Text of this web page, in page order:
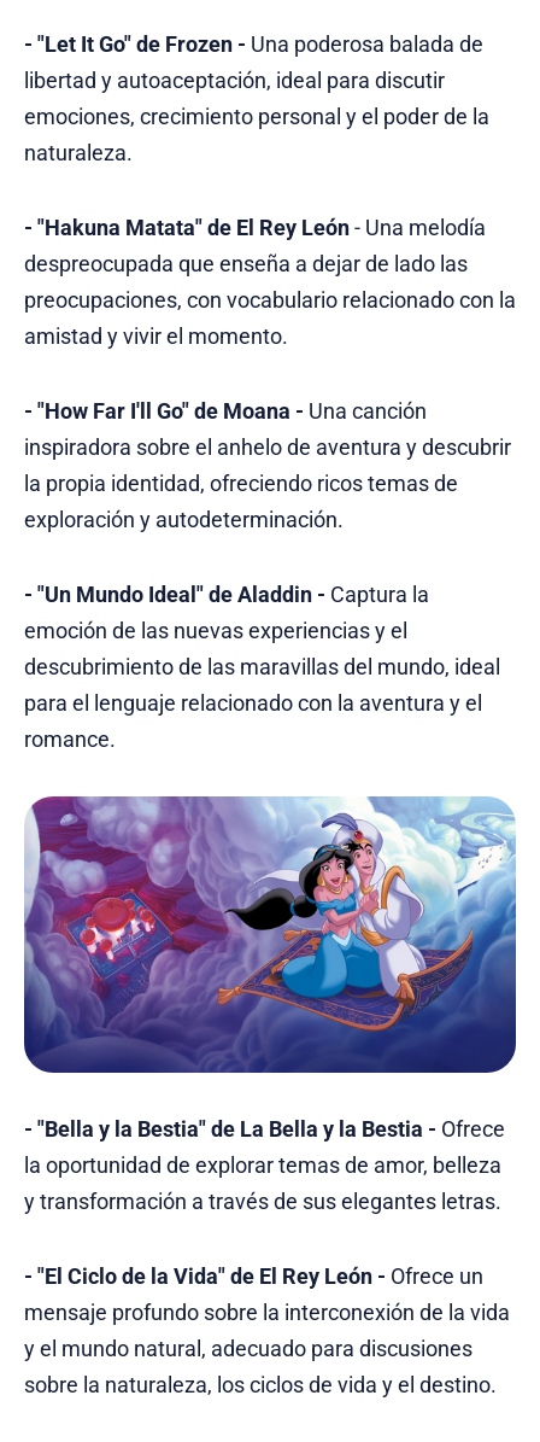
- "Let It Go" de Frozen - Una poderosa balada de
libertad y autoaceptación, ideal para discutir
emociones, crecimiento personal y el poder de la
naturaleza.
- "Hakuna Matata" de El Rey León- Una melodía
despreocupada que enseña a dejar de lado las
preocupaciones, con vocabulario relacionado con la
amistad y vivir el momento.
- "How Far I'll Go" de Moana - Una canción
inspiradora sobre el anhelo de aventura y descubrir
la propia identidad, ofreciendo ricos temas de
exploración y autodeterminación.
- "Un Mundo Ideal" de Aladdin - Captura la
emoción de las nuevas experiencias y el
descubrimiento de las maravillas del mundo, ideal
para el lenguaje relacionado con la aventura y el
romance.
- "Bella y la Bestia" de La Bella y la Bestia - Ofrece
la oportunidad de explorar temas de amor, belleza
y transformación a través de sus elegantes letras.
- "El Ciclo de la Vida" de El Rey León - Ofrece un
mensaje profundo sobre la interconexión de la vida
y el mundo natural, adecuado para discusiones
sobre la naturaleza, los ciclos de vida y el destino.